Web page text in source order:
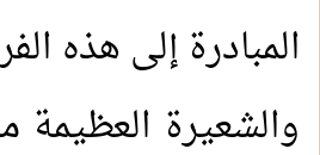
المبادرة إلى هذه
والشعيرة العظيمة